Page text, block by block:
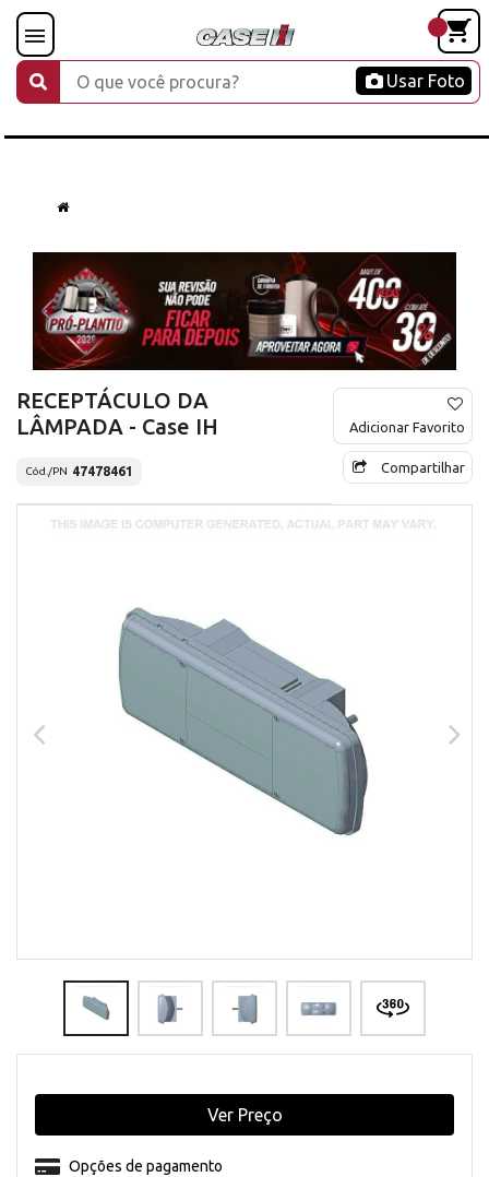
Usar Foto
RECEPTÁCULO DA
LÂMPADA - Case IH
Cód./PN 47478461
Adicionar Favorito
Compartilhar
Opções de pagamento
Ver Preço